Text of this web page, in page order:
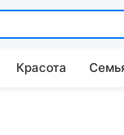
Красота